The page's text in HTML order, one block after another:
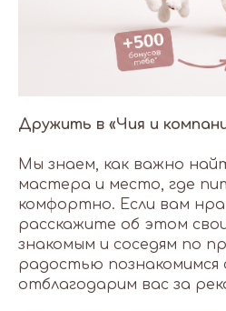
Дружить в «Чия и
Мы знаем, как важно
мастера и место, где
комфортно. Если вам
расскажите об этом
знакомым и соседям по
радостью познакомимся
отблагодарим вас за